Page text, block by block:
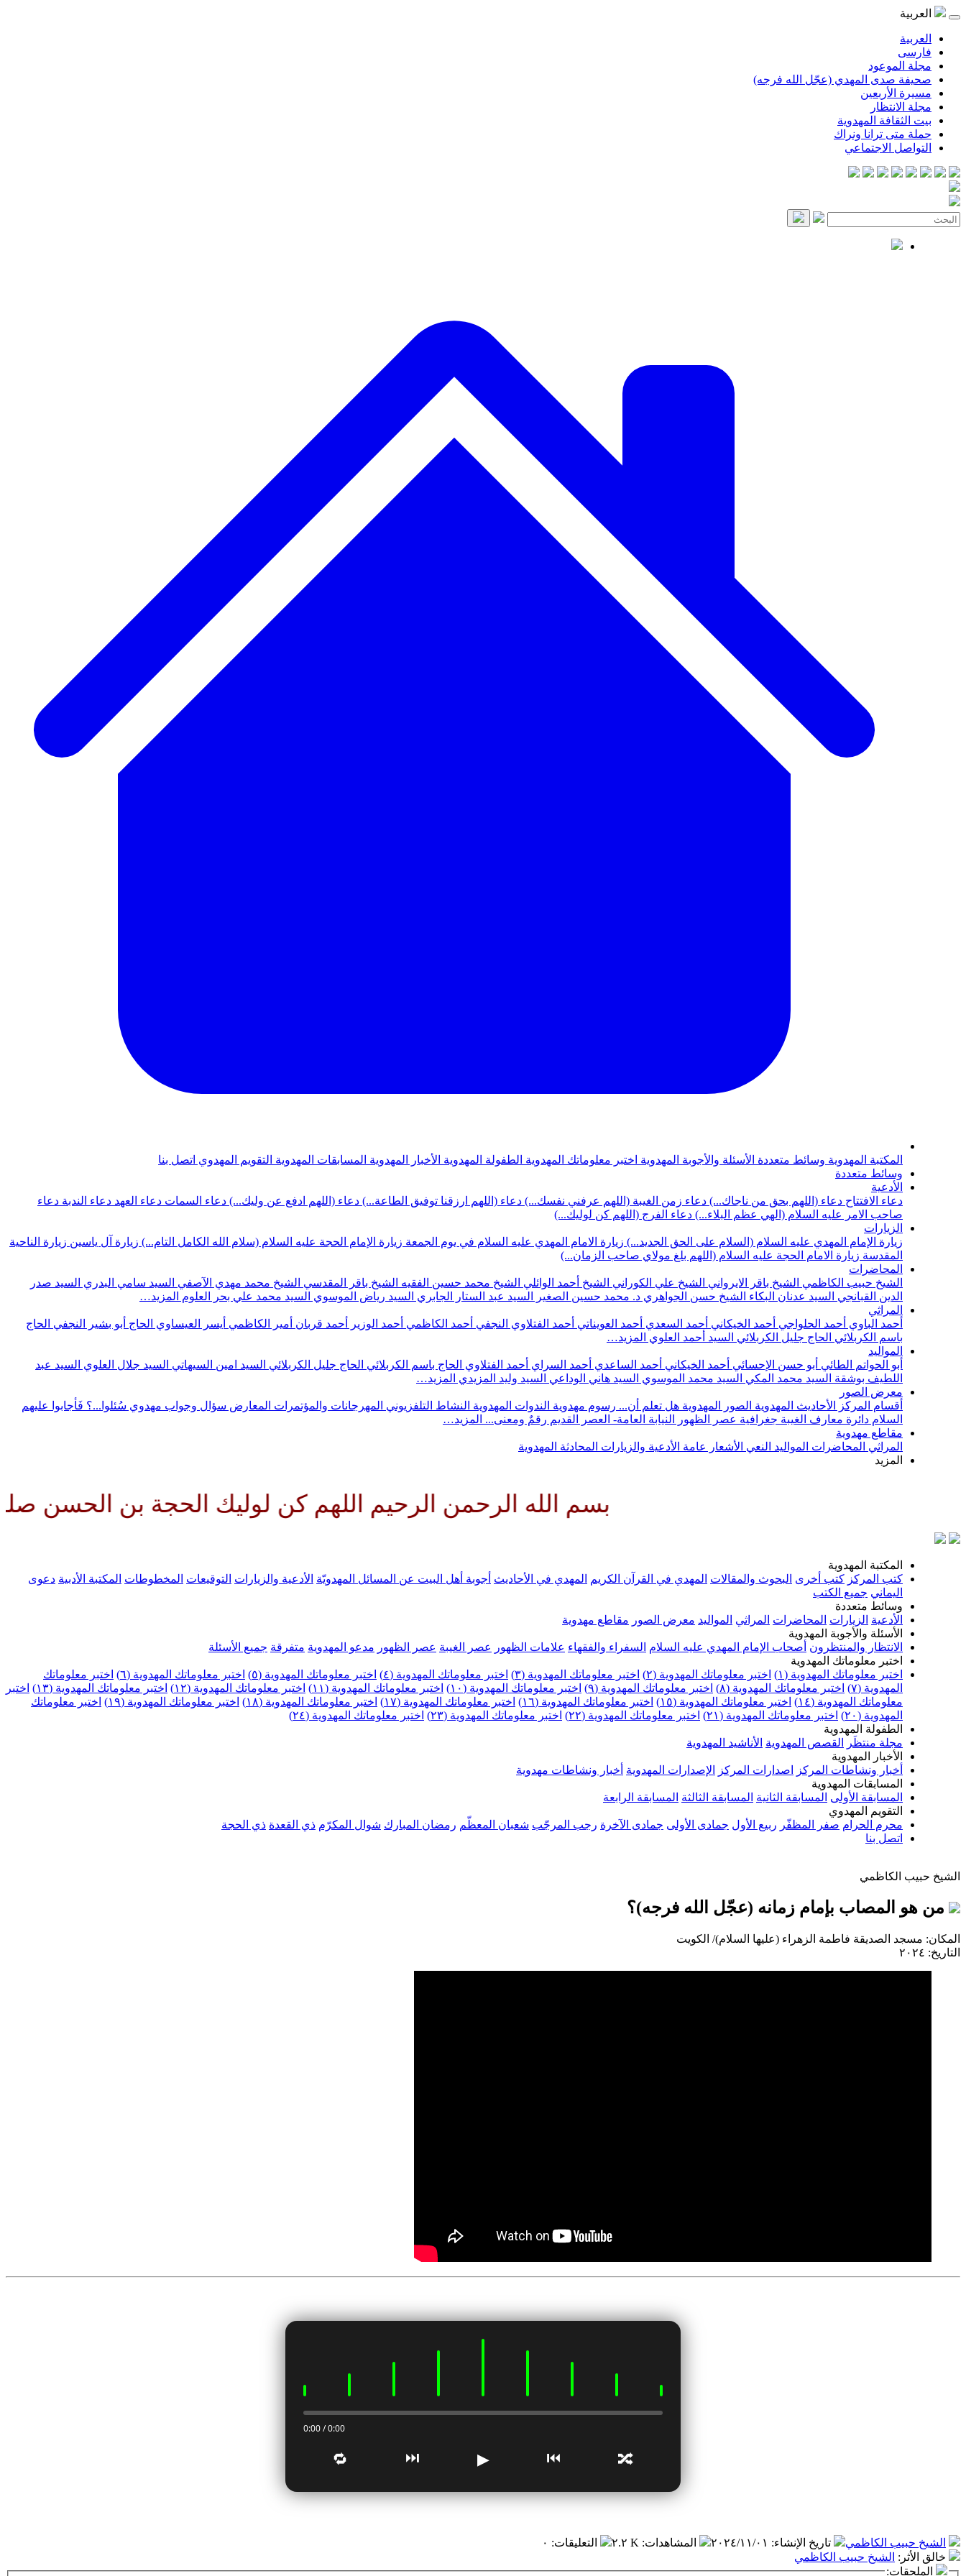
العربية
العربية
فارسی
مجلة الموعود
صحيفة صدى المهدي (عجّل الله فرجه)
مسيرة الأربعين
مجلة الانتظار
بيت الثقافة المهدوية
حملة متى ترانا ونراك
التواصل الاجتماعي
المكتبة المهدوية وسائط متعددة الأسئلة والأجوبة المهدوية اختبر معلوماتك المهدوية الطفولة المهدوية الأخبار المهدوية المسابقات المهدوية التقويم المهدوي اتصل بنا
وسائط متعددة
الأدعية
دعاء الافتتاح دعاء (اللهم بحق من ناجاك...) دعاء زمن الغيبة (اللهم عرفني نفسك...) دعاء (اللهم ارزقنا توفيق الطاعة...) دعاء (اللهم ادفع عن وليك...) دعاء السمات دعاء العهد دعاء الندبة دعاء
صاحب الامر عليه السلام (الهي عظم البلاء...) دعاء الفرج (اللهم كن لوليك...)
الزيارات
زيارة الإمام المهدي عليه السلام (السلام على الحق الجديد...) زيارة الامام المهدي عليه السلام في يوم الجمعة زيارة الإمام الحجة عليه السلام (سلام الله الكامل التام...) زيارة آل ياسين زيارة الناحية
المقدسة زيارة الامام الحجة عليه السلام (اللهم بلغ مولاي صاحب الزمان...)
المحاضرات
الشيخ حبيب الكاظمي الشيخ باقر الايرواني الشيخ علي الكوراني الشيخ أحمد الوائلي الشيخ محمد حسين الفقيه الشيخ باقر المقدسي الشيخ محمد مهدي الآصفي السيد سامي البدري السيد صدر
الدين القبانجي السيد عدنان البكاء الشيخ حسن الجواهري د. محمد حسين الصغير السيد عبد الستار الجابري السيد رياض الموسوي السيد محمد علي بحر العلوم المزيد…
المراثي
أحمد الباوي أحمد الحلواجي أحمد الخيكاني أحمد السعدي أحمد العويناتي أحمد الفتلاوي النجفي أحمد الكاظمي أحمد الوزير أحمد قربان أمير الكاظمي أيسر العيساوي الحاج أبو بشير النجفي الحاج
باسم الكربلائي الحاج جليل الكربلائي السيد أحمد العلوي المزيد…
المواليد
أبو الحواتم الطائي أبو حسن الإحسائي أحمد الخيكاني أحمد الساعدي أحمد السراي أحمد الفتلاوي الحاج باسم الكربلائي الحاج جليل الكربلائي السيد امين السيهاتي السيد جلال العلوي السيد عبد
اللطيف بوشقة السيد محمد المكي السيد محمد الموسوي السيد هاني الوداعي السيد وليد المزيدي المزيد…
معرض الصور
أقسام المركز
الأحاديث المهدوية الصور المهدوية هل تعلم أن... رسوم مهدوية الندوات المهدوية النشاط التلفزيوني المهرجانات والمؤتمرات المعارض سؤال وجواب مهدوي سُئلوا...؟ فَأجابوا عليهم
السلام دائرة معارف الغيبة جغرافية عصر الظهور النيابة العامة- العصر القديم رقمٌ ومعنى... المزيد…
مقاطع مهدوية
المراثي المحاضرات المواليد النعي الأشعار عامة الأدعية والزيارات المحادثة المهدوية
المزيد
بسم الله الرحمن الرحيم اللهم كن لوليك الحجة بن الحسن صلواتك
المكتبة المهدوية
كتب المركز كتب أخرى البحوث والمقالات المهدي في القرآن الكريم المهدي في الأحاديث أجوبة أهل البيت عن المسائل المهدويّة الأدعية والزيارات التوقيعات المخطوطات المكتبة الأدبية دعوى
اليماني جميع الكتب
وسائط متعددة
الأدعية الزيارات المحاضرات المراثي المواليد معرض الصور مقاطع مهدوية
الأسئلة والأجوبة المهدوية
الانتظار والمنتظرون أصحاب الإمام المهدي عليه السلام السفراء والفقهاء علامات الظهور عصر الغيبة عصر الظهور مدعو المهدوية متفرقة جميع الأسئلة
اختبر معلوماتك المهدوية
اختبر معلوماتك المهدوية (١)
اختبر معلوماتك المهدوية (٢) اختبر معلوماتك المهدوية (٣) اختبر معلوماتك المهدوية (٤) اختبر معلوماتك المهدوية (٥) اختبر معلوماتك المهدوية (٦)
اختبر معلوماتك
المهدوية (٧)
اختبر معلوماتك المهدوية (٨) اختبر معلوماتك المهدوية (٩) اختبر معلوماتك المهدوية (١٠) اختبر معلوماتك المهدوية (١١) اختبر معلوماتك المهدوية (١٢) اختبر معلوماتك المهدوية (١٣)
اختبر
معلوماتك المهدوية (١٤)
اختبر معلوماتك المهدوية (١٥) اختبر معلوماتك المهدوية (١٦) اختبر معلوماتك المهدوية (١٧) اختبر معلوماتك المهدوية (١٨) اختبر معلوماتك المهدوية (١٩)
اختبر معلوماتك
المهدوية (٢٠)
اختبر معلوماتك المهدوية (٢١) اختبر معلوماتك المهدوية (٢٢) اختبر معلوماتك المهدوية (٢٣)
اختبر معلوماتك المهدوية (٢٤)
الطفولة المهدوية
مجلة منتظَر
القصص المهدوية الأناشيد المهدوية
الأخبار المهدوية
أخبار ونشاطات المركز
اصدارات المركز الإصدارات المهدوية أخبار ونشاطات مهدوية
المسابقات المهدوية
المسابقة الأولى المسابقة الثانية المسابقة الثالثة المسابقة الرابعة
التقويم المهدوي
محرم الحرام صفر المظفّر ربيع الأول جمادى الأولى جمادى الآخرة رجب المرجّب شعبان المعظّم رمضان المبارك شوال المكرّم ذي القعدة ذي الحجة
اتصل بنا
الشيخ حبيب الكاظمي
من هو المصاب بإمام زمانه (عجّل الله فرجه)؟
المكان: مسجد الصديقة فاطمة الزهراء (عليها السلام)/ الكويت
التاريخ: ٢٠٢٤
0:00 / 0:00
🔀
⏮
▶
⏭
🔁
الشيخ حبيب الكاظمي تاريخ الإنشاء: ٢٠٢٤/١١/٠١ المشاهدات: ٢.٢ K التعليقات: ٠
خالق الأثر : الشيخ حبيب الكاظمي
الملحقات: